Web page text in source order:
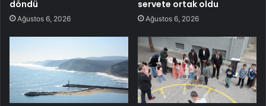
döndü
Ağustos 6, 2026
servete ortak oldu
Ağustos 6, 2026